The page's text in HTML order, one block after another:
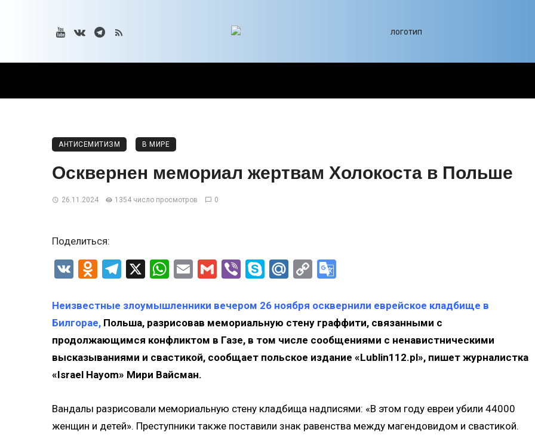
АНТИСЕМИТИЗМ В МИРЕ
Осквернен мемориал жертвам Холокоста в Польше
26.11.2024 1354 число просмотров 0
Поделиться:
VK Odnoklassniki
Telegram
X WhatsApp
EmailGmailViberSkypeMail.Ru
Copy
Неизвестные злоумышленники вечером 26 ноября осквернили еврейское кладбище в
Билгорае, Польша, разрисовав мемориальную стену граффити, связанными с
продолжающимся конфликтом в Газе, в том числе сообщениями с ненавистническими
высказываниями и свастикой, сообщает польское издание «Lublin112.pl», пишет журналистка
«Israel Hayom» Мири Вайсман.
Вандалы разрисовали мемориальную стену кладбища надписями: «В этом году евреи убили 44000
женщин и детей». Преступники также поставили знак равенства между магендовидом и свастикой.